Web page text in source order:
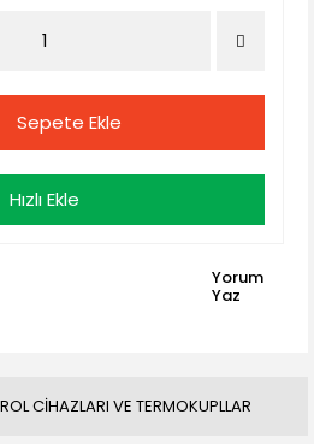
CİHAZLARI VE TERMOKUPLLAR
Sepete Ekle
Hızlı Ekle
Yorum
Yaz